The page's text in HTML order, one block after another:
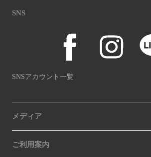
SNS
SNSアカウント一覧
メディア
ご利用案内